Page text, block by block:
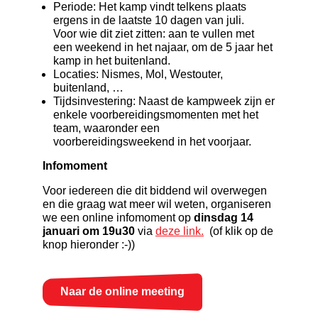
Periode: Het kamp vindt telkens plaats
ergens in de laatste 10 dagen van juli.
Voor wie dit ziet zitten: aan te vullen met
een weekend in het najaar, om de 5 jaar het
kamp in het buitenland.
Locaties: Nismes, Mol, Westouter,
buitenland, …
Tijdsinvestering: Naast de kampweek zijn er
enkele voorbereidingsmomenten met het
team, waaronder een
voorbereidingsweekend in het voorjaar.
Infomoment
Voor iedereen die dit biddend wil overwegen
en die graag wat meer wil weten, organiseren
we een online infomoment op dinsdag 14
januari om 19u30 via deze link. (of klik op de
knop hieronder :-))
Naar de online meeting